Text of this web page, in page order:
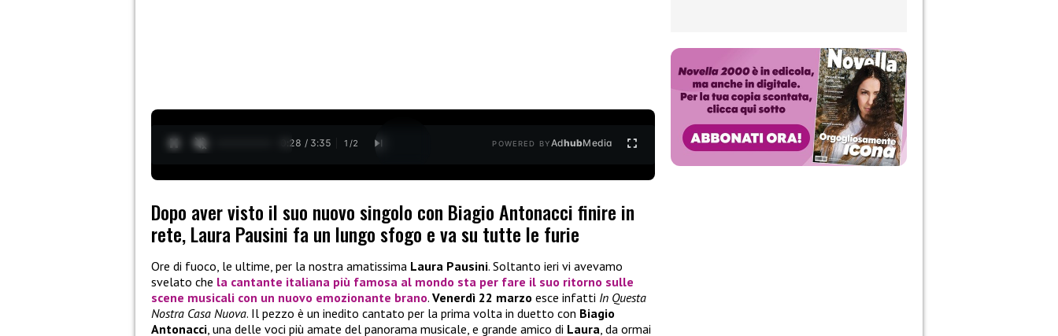
0:29 / 3:35 1 /2 POWERED BYAdhubMedia
Dopo aver visto il suo nuovo singolo con Biagio Antonacci finire in
rete, Laura Pausini fa un lungo sfogo e va su tutte le furie
Ore di fuoco, le ultime, per la nostra amatissima Laura Pausini. Soltanto ieri vi avevamo
svelato che la cantante italiana più famosa al mondo sta per fare il suo ritorno sulle
scene musicali con un nuovo emozionante brano. Venerdì 22 marzo esce infatti In Questa
Nostra Casa Nuova. Il pezzo è un inedito cantato per la prima volta in duetto con Biagio
Antonacci, una delle voci più amate del panorama musicale, e grande amico di Laura, da ormai